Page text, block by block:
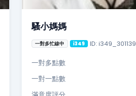
騷小媽媽
一對多忙線中 i349 ID: i349_301139
一對多點數
一對一點數